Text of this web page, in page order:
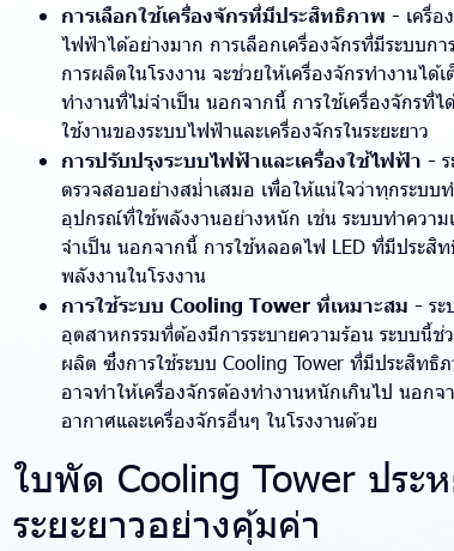
การเลือกใช้เครื่องจักรที่มีประสิทธิภาพ - เครื่
ไฟฟ้าได้อย่างมาก การเลือกเครื่องจักรที่มีระบบ
การผลิตในโรงงาน จะช่วยให้เครื่องจักรทำงานไ
ทำงานที่ไม่จำเป็น นอกจากนี้ การใช้เครื่องจักรที่
ใช้งานของระบบไฟฟ้าและเครื่องจักรในระยะยาว
การปรับปรุงระบบไฟฟ้าและเครื่องใช้ไฟฟ้า -
ตรวจสอบอย่างสม่ำเสมอ เพื่อให้แน่ใจว่าทุกระบบ
อุปกรณ์ที่ใช้พลังงานอย่างหนัก เช่น ระบบทำความ
จำเป็น นอกจากนี้ การใช้หลอดไฟ LED ที่มีประ
พลังงานในโรงงาน
การใช้ระบบ Cooling Tower ที่เหมาะสม - ร
อุตสาหกรรมที่ต้องมีการระบายความร้อน ระบบนี้
ผลิต ซึ่งการใช้ระบบ Cooling Tower ที่มีประสิท
อาจทำให้เครื่องจักรต้องทำงานหนักเกินไป นอก
อากาศและเครื่องจักรอื่นๆ ในโรงงานด้วย
ใบพัด Cooling Tower ปร
ระยะยาวอย่างคุ้มค่า